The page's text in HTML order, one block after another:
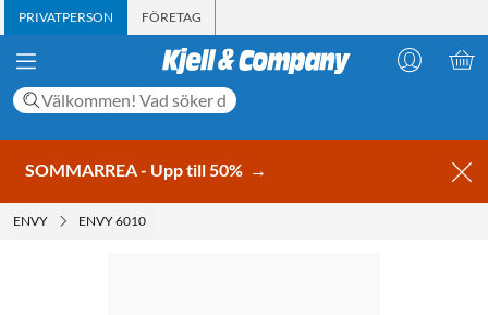
PRIVATPERSON FÖRETAG
SOMMARREA - Upp till 50% →
ENVY ENVY 6010